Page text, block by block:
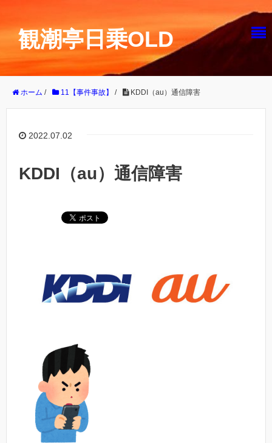
観潮亭日乗OLD
ホーム / 11【事件事故】 / KDDI（au）通信障害
2022.07.02
KDDI（au）通信障害